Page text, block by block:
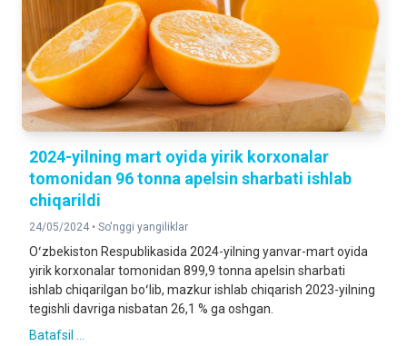
2024-yilning mart oyida yirik korxonalar
tomonidan 96 tonna apelsin sharbati ishlab
chiqarildi
24/05/2024 • So'nggi yangiliklar
Oʻzbekiston Respublikasida 2024-yilning yanvar-mart oyida
yirik korxonalar tomonidan 899,9 tonna apelsin sharbati
ishlab chiqarilgan boʻlib, mazkur ishlab chiqarish 2023-yilning
tegishli davriga nisbatan 26,1 % ga oshgan.
Batafsil ...